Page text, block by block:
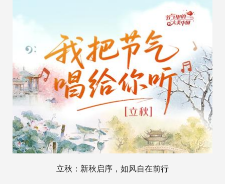
立秋：新秋启序，如风自在前行